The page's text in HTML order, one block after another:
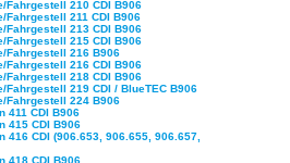
Fahrgestell 210 CDI B906
Fahrgestell 211 CDI B906
Fahrgestell 213 CDI B906
Fahrgestell 215 CDI B906
Fahrgestell 216 B906
Fahrgestell 216 CDI B906
Fahrgestell 218 CDI B906
Fahrgestell 219 CDI / BlueTEC B906
Fahrgestell 224 B906
411 CDI B906
415 CDI B906
416 CDI (906.653, 906.655, 906.657,
418 CDI B906